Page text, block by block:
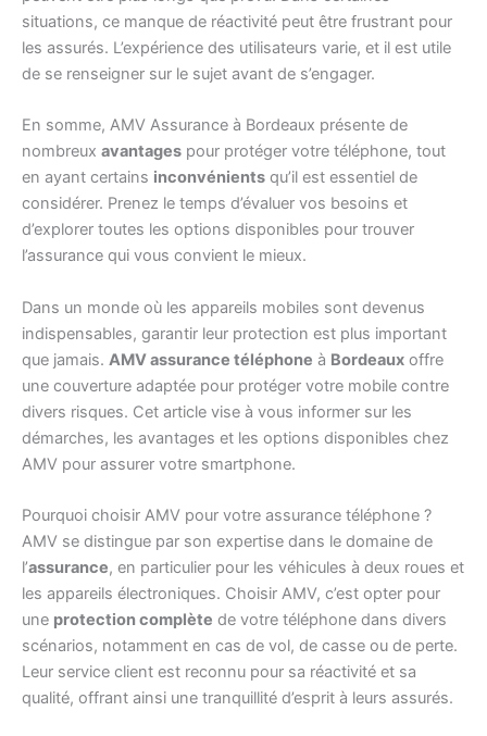
situations, ce manque de réactivité peut être frustrant pour
les assurés. L’expérience des utilisateurs varie, et il est utile
de se renseigner sur le sujet avant de s’engager.
En somme, AMV Assurance à Bordeaux présente de
nombreux avantages pour protéger votre téléphone, tout
en ayant certains inconvénients qu’il est essentiel de
considérer. Prenez le temps d’évaluer vos besoins et
d’explorer toutes les options disponibles pour trouver
l’assurance qui vous convient le mieux.
Dans un monde où les appareils mobiles sont devenus
indispensables, garantir leur protection est plus important
que jamais. AMV assurance téléphone à Bordeaux offre
une couverture adaptée pour protéger votre mobile contre
divers risques. Cet article vise à vous informer sur les
démarches, les avantages et les options disponibles chez
AMV pour assurer votre smartphone.
Pourquoi choisir AMV pour votre assurance téléphone ?
AMV se distingue par son expertise dans le domaine de
l’assurance, en particulier pour les véhicules à deux roues et
les appareils électroniques. Choisir AMV, c’est opter pour
une protection complète de votre téléphone dans divers
scénarios, notamment en cas de vol, de casse ou de perte.
Leur service client est reconnu pour sa réactivité et sa
qualité, offrant ainsi une tranquillité d’esprit à leurs assurés.